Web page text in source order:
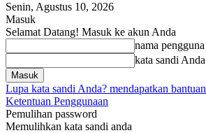
Senin, Agustus 10, 2026
Masuk
Selamat Datang! Masuk ke akun Anda
nama pengguna
kata sandi Anda
Lupa kata sandi Anda? mendapatkan bantuan
Ketentuan Penggunaan
Pemulihan password
Memulihkan kata sandi anda